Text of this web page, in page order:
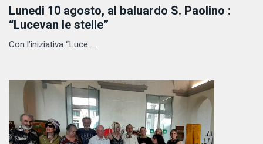
Lunedi 10 agosto, al baluardo S. Paolino :
“Lucevan le stelle”
Con l’iniziativa “Luce ...